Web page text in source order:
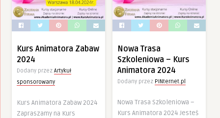
Kurs Animatora Zabaw
2024
Dodany przez Artykuł
sponsorowany
Kurs Animatora Zabaw 2024
Zapraszamy na Kurs
Nowa Trasa
Szkoleniowa – Kurs
Animatora 2024
Dodany przez PINternet.pl
Nowa Trasa Szkoleniowa –
Kurs Animatora 2024 Jesteś